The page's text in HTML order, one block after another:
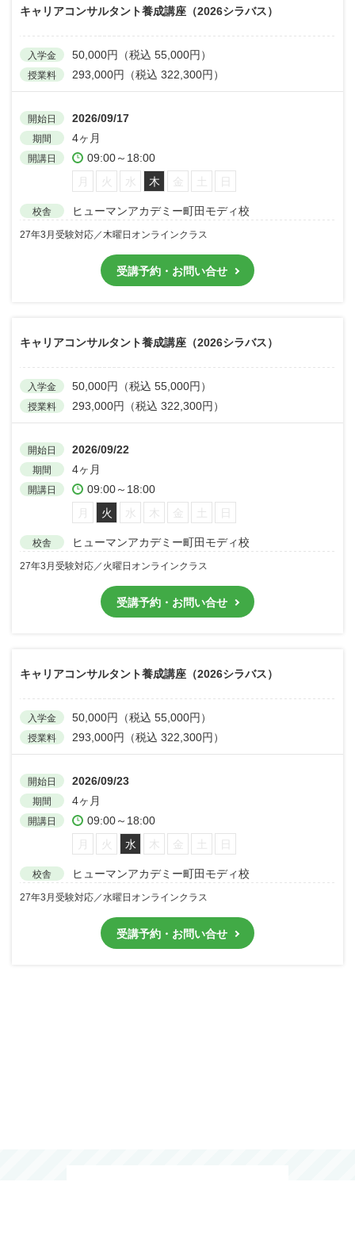
キャリアコンサルタント養成講座（2026シラバス）
入学金 50,000円（税込 55,000円）
授業料 293,000円（税込 322,300円）
開始日 2026/09/17
期間 4ヶ月
開講日
09:00～18:00
月
火 水 木 金 土 日
校舎 ヒューマンアカデミー町田モディ校
27年3月受験対応／木曜日オンラインクラス
受講予約・お問い合せ
キャリアコンサルタント養成講座（2026シラバス）
入学金 50,000円（税込 55,000円）
授業料 293,000円（税込 322,300円）
開始日 2026/09/22
期間 4ヶ月
開講日
09:00～18:00
月
火 水 木 金 土 日
校舎 ヒューマンアカデミー町田モディ校
27年3月受験対応／火曜日オンラインクラス
受講予約・お問い合せ
キャリアコンサルタント養成講座（2026シラバス）
入学金 50,000円（税込 55,000円）
授業料 293,000円（税込 322,300円）
開始日 2026/09/23
期間 4ヶ月
開講日
09:00～18:00
月
火 水 木 金 土 日
校舎 ヒューマンアカデミー町田モディ校
27年3月受験対応／水曜日オンラインクラス
受講予約・お問い合せ